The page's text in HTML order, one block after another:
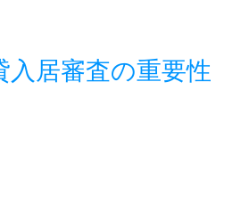
入居審査の重要性